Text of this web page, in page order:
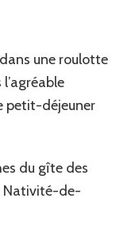
une roulotte
petit-déjeuner
du gîte des
Nativité-de-